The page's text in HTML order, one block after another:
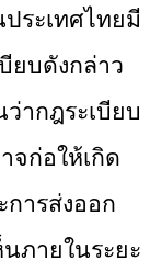
ะเทศไทยมี
ยบดังกล่าว
ฎระเบียบ
จก่อให้เกิด
การส่งออก
ภายในระยะ